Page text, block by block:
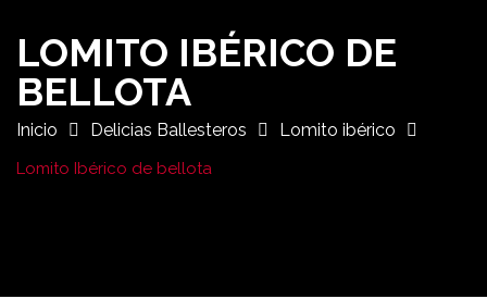
LOMITO IBÉRICO DE
BELLOTA
Inicio Delicias Ballesteros Lomito ibérico
Lomito Ibérico de bellota